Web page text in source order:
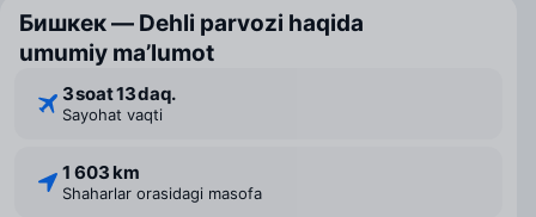
Бишкек — Dehli parvozi haqida
umumiy ma’lumot
3 ⁠soat 13 ⁠daq.
Sayohat vaqti
1 603 km
Shaharlar orasidagi masofa